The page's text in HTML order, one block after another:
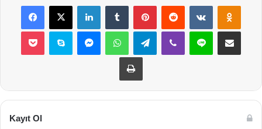
Facebook
X LinkedInTumblr PinterestReddit VKontakte
Pocket Skype MessengerWhatsAppTelegramViber Line E-Posta ile
Yazdır
Kayıt Ol